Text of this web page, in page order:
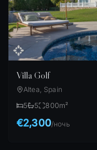
Villa Golf
Altea, Spain
5
5 800m²
€2,300/ночь